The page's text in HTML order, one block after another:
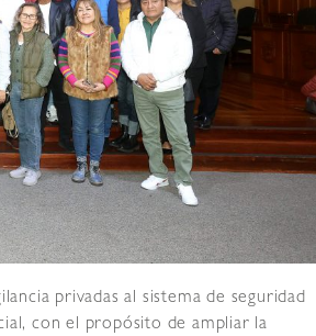
privadas al sistema de seguridad
con el propósito de ampliar la